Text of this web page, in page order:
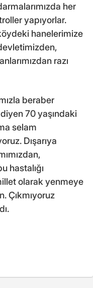
her
yapıyorlar.
hanelerimize
razı
beraber
70 yaşındaki
selam
Dışarıya
hastalığı
olarak yenmeye
Çıkmıyoruz